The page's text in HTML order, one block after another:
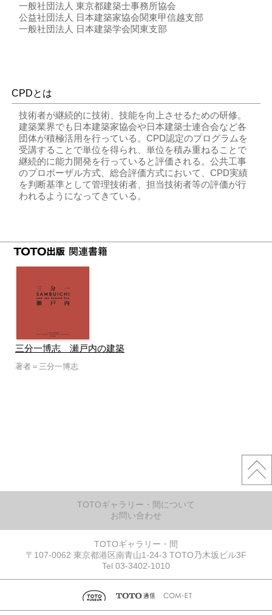
一般社団法人 東京都建築士事務所協会
公益社団法人 日本建築家協会関東甲信越支部
一般社団法人 日本建築学会関東支部
CPDとは
技術者が継続的に技術、技能を向上させるための研修。
建築業界でも日本建築家協会や日本建築士連合会など各
団体が積極活用を行っている。CPD認定のプログラムを
受講することで単位を得られ、単位を積み重ねることで
継続的に能力開発を行っていると評価される。公共工事
のプロポーザル方式、総合評価方式において、CPD実績
を判断基準として管理技術者、担当技術者等の評価が行
われるようになってきている。
三分一博志 瀬戸内の建築
著者＝三分一博志
TOTOギャラリー・間について
お問い合わせ
TOTOギャラリー・間
〒107-0062 東京都港区南青山1-24-3 TOTO乃木坂ビル3F
Tel 03-3402-1010